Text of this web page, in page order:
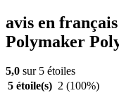
avis en
Polymaker
5,0 sur 5 étoiles
5 étoile(s) 2 (100%)